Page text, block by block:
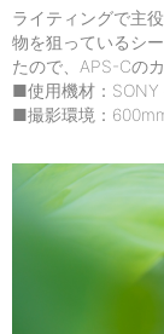
ライティングで主
物を狙っているシ
たので、APS-Cの
■使用機材：
■撮影環境：